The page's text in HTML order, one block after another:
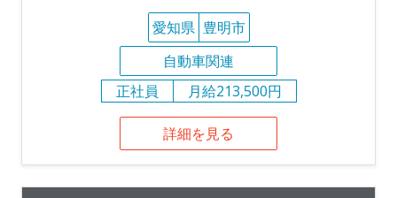
愛知県 豊明市
自動車関連
正社員
月給213,500円
詳細を見る